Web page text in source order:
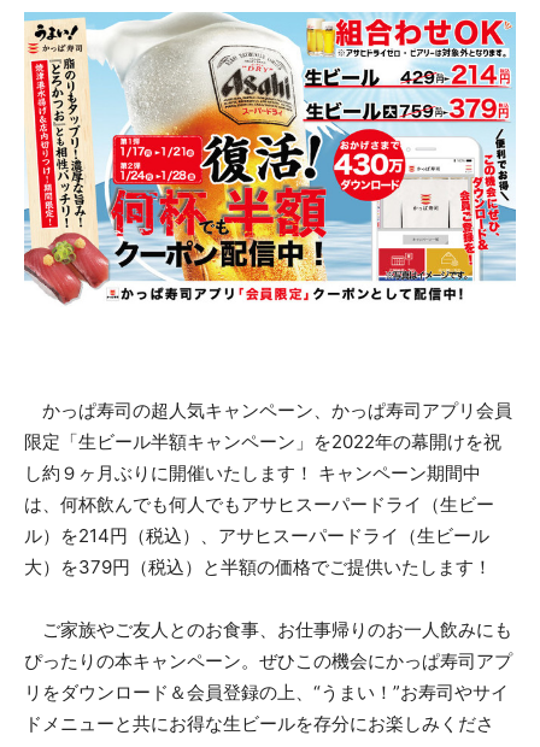
かっぱ寿司の超人気キャンペーン、かっぱ寿司アプリ会員
限定「生ビール半額キャンペーン」を2022年の幕開けを祝
し約９ヶ月ぶりに開催いたします！ キャンペーン期間中
は、何杯飲んでも何人でもアサヒスーパードライ（生ビー
ル）を214円（税込）、アサヒスーパードライ（生ビール
大）を379円（税込）と半額の価格でご提供いたします！
ご家族やご友人とのお食事、お仕事帰りのお一人飲みにも
ぴったりの本キャンペーン。ぜひこの機会にかっぱ寿司アプ
リをダウンロード＆会員登録の上、“うまい！”お寿司やサイ
ドメニューと共にお得な生ビールを存分にお楽しみくださ